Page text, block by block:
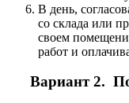
В день,
со склада или
своем
работ и
Вариант 2.